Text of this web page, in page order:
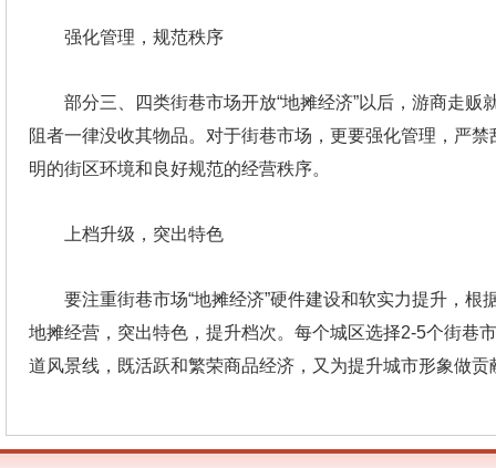
强化管理，规范秩序
部分三、四类街巷市场开放“地摊经济”以后，游商走
阻者一律没收其物品。对于街巷市场，更要强化管理，严
明的街区环境和良好规范的经营秩序。
上档升级，突出特色
要注重街巷市场“地摊经济”硬件建设和软实力提升，
地摊经营，突出特色，提升档次。每个城区选择2-5个街巷
道风景线，既活跃和繁荣商品经济，又为提升城市形象做贡